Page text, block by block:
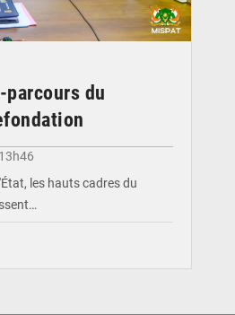
du
les hauts cadres du